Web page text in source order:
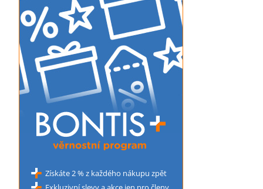
Získáte 2 % z každého nákupu zpět